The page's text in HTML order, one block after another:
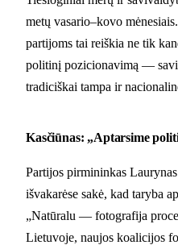
metų vasario–kovo
partijoms tai reiškia ne tik
politinį pozicionavimą —
tradiciškai tampa ir
Kasčiūnas: „Aptarsime
Partijos pirmininkas
išvakarėse sakė, kad taryba
„Natūralu — fotografija
Lietuvoje, naujos koalicijos